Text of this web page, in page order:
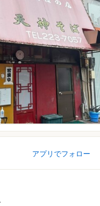
アプリでフォロー